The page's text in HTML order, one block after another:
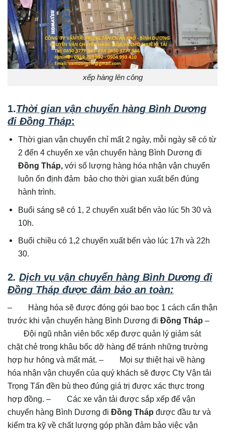
xếp hàng lên công
1.Thời gian vận chuyển hàng Bình Dương
đi Đồng Tháp:
Thời gian vận chuyển chỉ mất 2 ngày, mỗi ngày sẽ có từ
2 đến 4 chuyến xe vận chuyển hàng Bình Dương đi
Đồng Tháp, với số lượng hàng hóa nhận vận chuyển
luôn ổn định đảm bảo cho thời gian xuất bến đúng
hành trình.
Buổi sáng sẽ có 1, 2 chuyến xuất bến vào lúc 5h 30 và
10h.
Buổi chiều có 1,2 chuyến xuất bến vào lúc 17h và 22h
30.
2. Dịch vụ vận chuyển hàng Bình Dương đi
Đồng Tháp được đảm bảo an toàn:
– Hàng hóa sẽ được đóng gói bao bọc 1 cách cẩn thận
trước khi vận chuyển hàng Bình Dương đi Đồng Tháp –
Đội ngũ nhân viên bốc xếp được quản lý giảm sát
chặt chẻ trong khâu bốc dỡ hàng để tránh những trường
hợp hư hỏng và mất mát. – Mọi sự thiệt hại về hàng
hóa nhận vận chuyển của quý khách sẽ được Cty Vận tải
Trọng Tấn đền bù theo đúng giá trị được xác thực trong
hợp đồng. – Các xe vận tải được sắp xếp để vận
chuyển hàng Bình Dương đi Đồng Tháp được đầu tư và
kiểm tra kỹ về chất lượng góp phần đảm bảo việc vận